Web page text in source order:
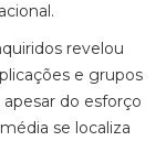
revelou
e grupos
do esforço
se localiza